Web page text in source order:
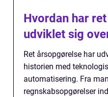
Hvordan har
udviklet sig
Ret årsopgørelse har
historien med
automatisering. Fra
regnskabsopgørelser